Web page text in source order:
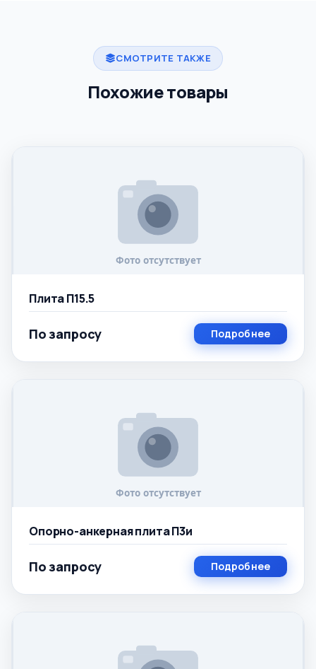
СМОТРИТЕ ТАКЖЕ
Похожие товары
Плита П15.5
По запросу Подробнее
Опорно-анкерная плита П3и
По запросу Подробнее